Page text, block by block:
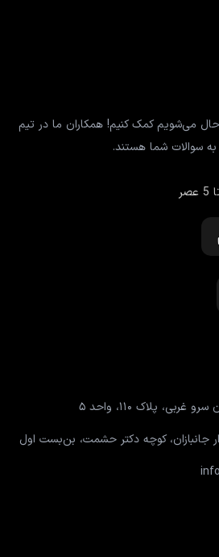
می‌شویم کمک کنیم! همکاران ما در تیم
سوالات شما هستند.
پلاک ۱۱۰، واحد ۵
جانبازان، کوچه دکتر حشمت، بن‌بست اول